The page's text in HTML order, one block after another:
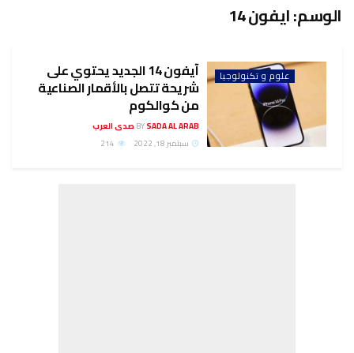
الوسم:ايفون 14
علوم و تكنولوجيا آيفون 14 الجديد يحتوي على
شريحة تتصل بالأقمار الصناعية
من كوالكوم
BYSADA AL ARAB صدى العرب
سبتمبر 18, 2022